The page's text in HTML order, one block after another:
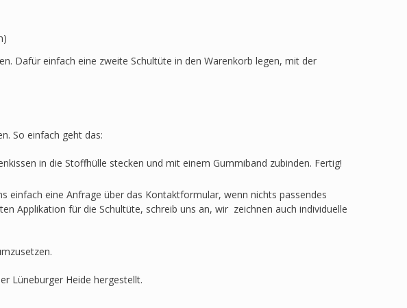
Dafür einfach eine zweite Schultüte in den Warenkorb legen, mit der
So einfach geht das:
in die Stoffhülle stecken und mit einem Gummiband zubinden. Fertig!
einfach eine Anfrage über das Kontaktformular, wenn nichts passendes
Applikation für die Schultüte, schreib uns an, wir zeichnen auch individuelle
Lüneburger Heide hergestellt.